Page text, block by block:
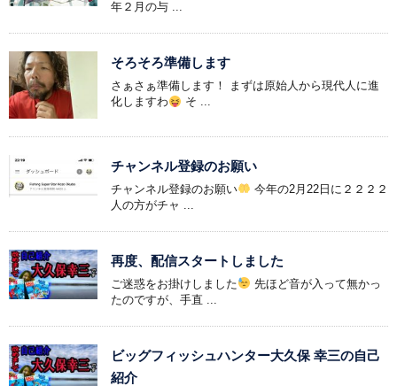
年２月の与 ...
そろそろ準備します
さぁさぁ準備します！ まずは原始人から現代人に進
化しますわ
そ ...
チャンネル登録のお願い
チャンネル登録のお願い
今年の2月22日に２２２２
人の方がチャ ...
再度、配信スタートしました
ご迷惑をお掛けしました
先ほど音が入って無かっ
たのですが、手直 ...
ビッグフィッシュハンター大久保 幸三の自己
紹介